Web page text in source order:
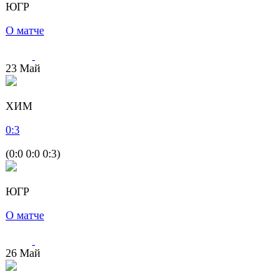
ЮГР
О матче
23 Май
ХИМ
0:3
(0:0 0:0 0:3)
ЮГР
О матче
26 Май